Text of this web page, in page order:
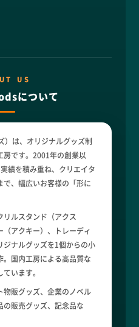
US
について
）は、オリジナルグッズ制
房です。2001年の創業以
績を積み重ね、クリエイタ
、幅広いお客様の「形に
ルスタンド（アクス
アクキー）、トレーディ
ジナルグッズを1個からの小
国内工房による高品質な
います。
販グッズ、企業のノベル
の販売グッズ、記念品な